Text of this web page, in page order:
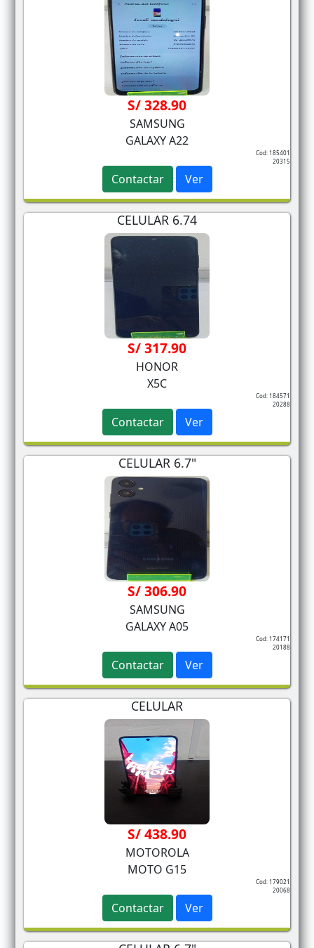
S/ 328.90
SAMSUNG
GALAXY A22
Cod: 185401
20315
Contactar Ver
CELULAR 6.74
S/ 317.90
HONOR
X5C
Cod: 184571
20288
Contactar Ver
CELULAR 6.7"
S/ 306.90
SAMSUNG
GALAXY A05
Cod: 174171
20188
Contactar Ver
CELULAR
S/ 438.90
MOTOROLA
MOTO G15
Cod: 179021
20068
Contactar Ver